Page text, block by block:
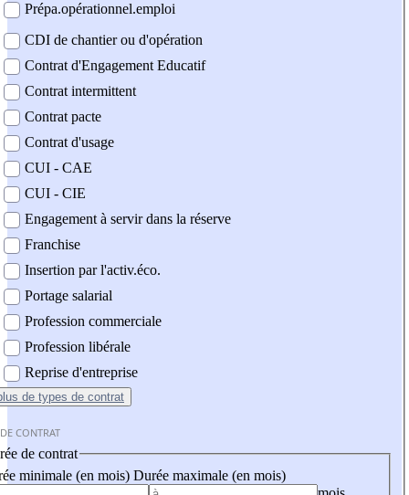
Prépa.opérationnel.emploi
CDI de chantier ou d'opération
Contrat d'Engagement Educatif
Contrat intermittent
Contrat pacte
Contrat d'usage
CUI - CAE
CUI - CIE
Engagement à servir dans la réserve
Franchise
Insertion par l'activ.éco.
Portage salarial
Profession commerciale
Profession libérale
Reprise d'entreprise
de types de contrat
CONTRAT
de contrat
minimale (en mois) Durée maximale (en mois)